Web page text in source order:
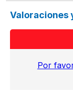
Valoraciones
Por